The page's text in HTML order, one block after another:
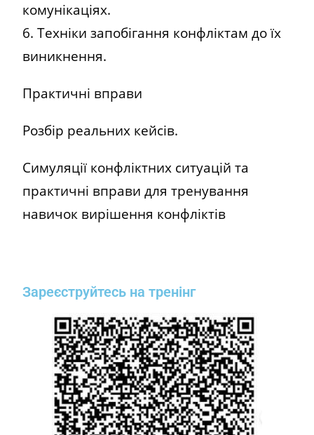
комунікаціях.
6. Техніки запобігання конфліктам до їх
виникнення.
Практичні вправи
Розбір реальних кейсів.
Симуляції конфліктних ситуацій та
практичні вправи для тренування
навичок вирішення конфліктів
Зареєструйтесь на тренінг